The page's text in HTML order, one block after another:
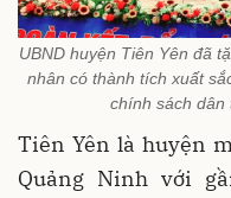
UBND huyện Tiên Yên đã
nhân có thành tích xuất
chính sách dân
Tiên Yên là huyện
Quảng Ninh với